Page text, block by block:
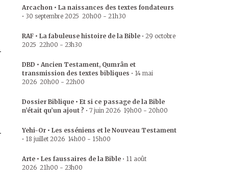
Arcachon • La naissances des textes fondateurs
• 30 septembre 2025 20h00 - 21h30
RAF • La fabuleuse histoire de la Bible • 29 octobre
2025 22h00 - 23h30
DBD • Ancien Testament, Qumrân et
transmission des textes bibliques • 14 mai
2026 20h00 - 22h00
Dossier Biblique • Et si ce passage de la Bible
n’était qu’un ajout ? • 7 juin 2026 19h00 - 20h00
Yehi-Or • Les esséniens et le Nouveau Testament
• 18 juillet 2026 14h00 - 15h00
Arte • Les faussaires de la Bible • 11 août
2026 21h00 - 23h00